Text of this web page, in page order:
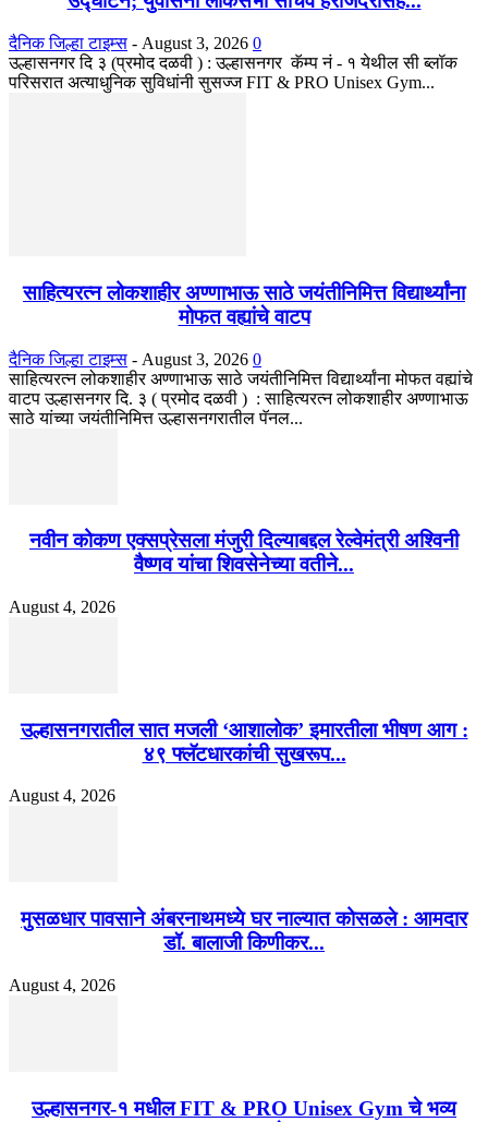
दैनिक जिल्हा टाइम्स - August 3, 2026 0
उल्हासनगर दि ३ (प्रमोद दळवी ) : उल्हासनगर कॅम्प नं - १ येथील सी ब्लॉक
परिसरात अत्याधुनिक सुविधांनी सुसज्ज FIT & PRO Unisex Gym...
साहित्यरत्न लोकशाहीर अण्णाभाऊ साठे जयंतीनिमित्त विद्यार्थ्यांना
मोफत वह्यांचे वाटप
दैनिक जिल्हा टाइम्स - August 3, 2026 0
साहित्यरत्न लोकशाहीर अण्णाभाऊ साठे जयंतीनिमित्त विद्यार्थ्यांना मोफत वह्यांचे
वाटप उल्हासनगर दि. ३ ( प्रमोद दळवी ) : साहित्यरत्न लोकशाहीर अण्णाभाऊ
साठे यांच्या जयंतीनिमित्त उल्हासनगरातील पॅनल...
नवीन कोकण एक्सप्रेसला मंजुरी दिल्याबद्दल रेल्वेमंत्री अश्विनी
वैष्णव यांचा शिवसेनेच्या वतीने...
August 4, 2026
उल्हासनगरातील सात मजली ‘आशालोक’ इमारतीला भीषण आग :
४९ फ्लॅटधारकांची सुखरूप...
August 4, 2026
मुसळधार पावसाने अंबरनाथमध्ये घर नाल्यात कोसळले : आमदार
डॉ. बालाजी किणीकर...
August 4, 2026
उल्हासनगर-१ मधील FIT & PRO Unisex Gym चे भव्य